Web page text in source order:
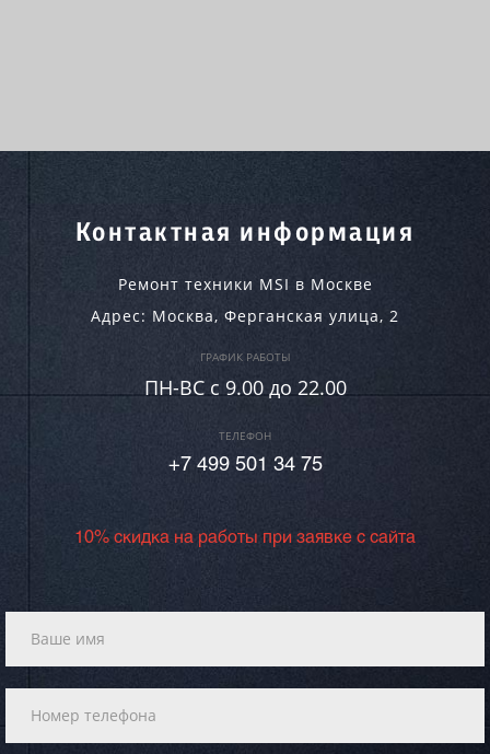
Контактная информация
Ремонт техники MSI в Москве
Адрес: Москва, Ферганская улица, 2
ГРАФИК РАБОТЫ
ПН-ВC c 9.00 до 22.00
ТЕЛЕФОН
+7 499 501 34 75
10% скидка на работы при заявке с сайта